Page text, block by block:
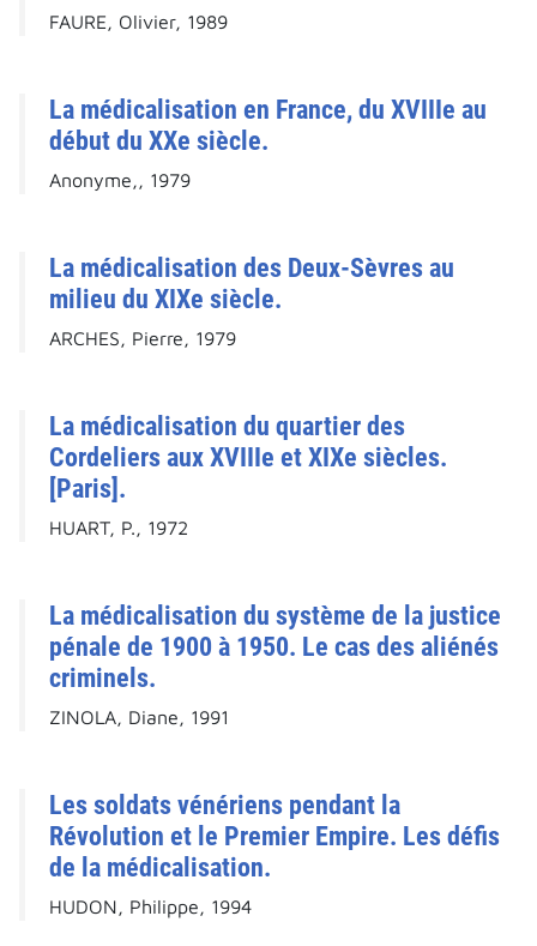
FAURE, Olivier, 1989
La médicalisation en France, du XVIIIe au
début du XXe siècle.
Anonyme,, 1979
La médicalisation des Deux-Sèvres au
milieu du XIXe siècle.
ARCHES, Pierre, 1979
La médicalisation du quartier des
Cordeliers aux XVIIIe et XIXe siècles.
[Paris].
HUART, P., 1972
La médicalisation du système de la justice
pénale de 1900 à 1950. Le cas des aliénés
criminels.
ZINOLA, Diane, 1991
Les soldats vénériens pendant la
Révolution et le Premier Empire. Les défis
de la médicalisation.
HUDON, Philippe, 1994